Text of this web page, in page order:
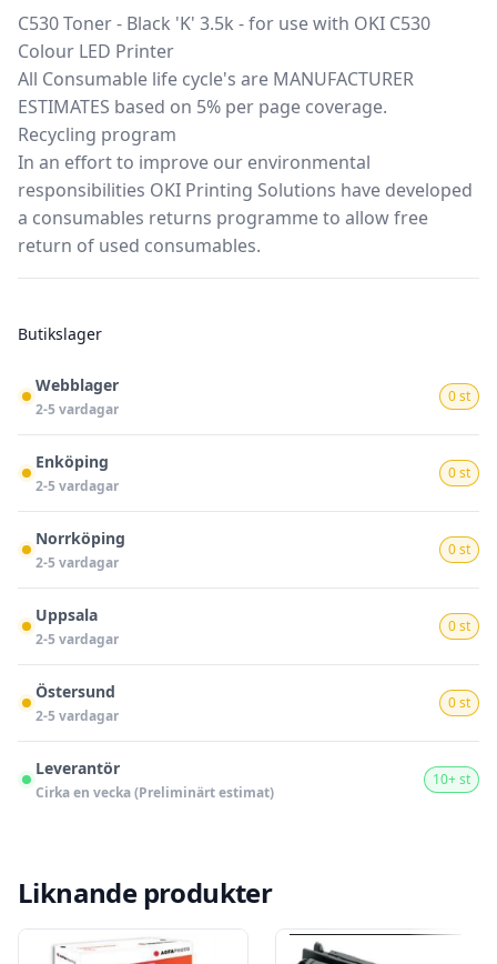
C530 Toner - Black 'K' 3.5k - for use with OKI C530
Colour LED Printer
All Consumable life cycle's are MANUFACTURER
ESTIMATES based on 5% per page coverage.
Recycling program
In an effort to improve our environmental
responsibilities OKI Printing Solutions have developed
a consumables returns programme to allow free
return of used consumables.
Butikslager
Webblager
2-5 vardagar
0 st
Enköping
2-5 vardagar
0 st
Norrköping
2-5 vardagar
0 st
Uppsala
2-5 vardagar
0 st
Östersund
2-5 vardagar
0 st
Leverantör
Cirka en vecka (Preliminärt estimat)
10+ st
Liknande produkter